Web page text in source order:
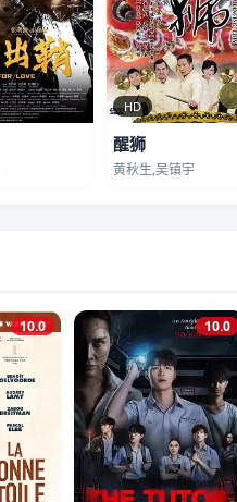
HD
醒狮
黄秋生,吴镇宇
10.0 10.0